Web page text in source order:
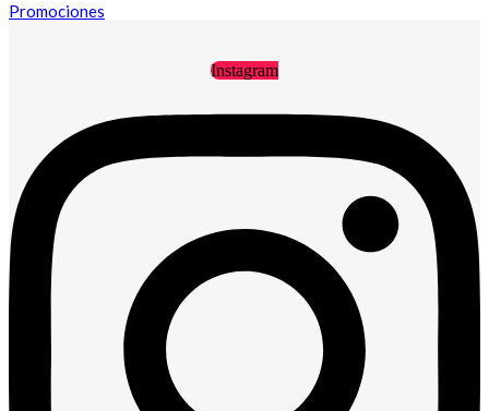
Promociones
Instagram